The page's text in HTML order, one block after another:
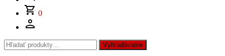
0
Hľadať: Vyhľadávanie